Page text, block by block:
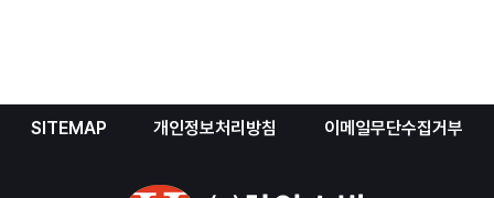
SITEMAP 개인정보처리방침 이메일무단수집거부